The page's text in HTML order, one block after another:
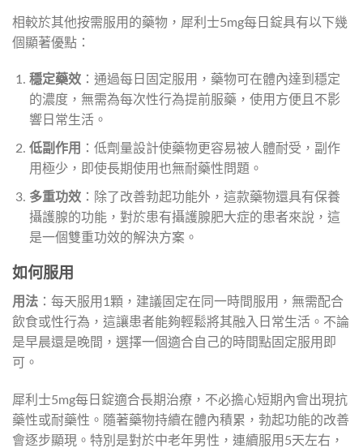
相較於其他按需服用的藥物，犀利士5mg每日錠具有以下幾
個顯著優點：
穩定藥效：通過每日固定服用，藥物可在體內達到穩定
的濃度，無需為每次性行為提前服藥，使用方便且不影
響日常生活。
低副作用
：低劑量設計使藥物更容易被人體耐受，副作
用極少，即使長期使用也無耐藥性問題。
多重功效：除了改善勃起功能外，這款藥物還具有保養
攝護腺的功能，對於患有攝護腺肥大症的患者來說，這
是一個雙重功效的解決方案。
如何服用
用法 ：每天服用1顆，建議固定在同一時間服用，無需配合
飲食或性行為，這讓患者能夠輕鬆將其融入日常生活。不論
是早晨還是晚間，選擇一個適合自己的時間點固定服用即
可。
犀利士5mg每日錠適合長期治療，不必擔心短期內會出現抗
藥性或耐藥性。隨著藥物持續在體內積累，勃起功能的改善
會逐步顯現。特別是對於中老年男性，連續服用5天左右，